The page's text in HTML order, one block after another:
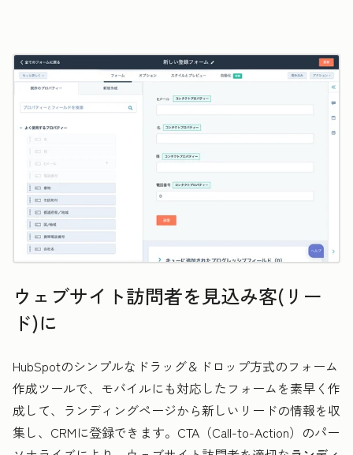
ウェブサイト訪問者を見込み客(リー
ド)に
HubSpotのシンプルなドラッグ＆ドロップ方式のフォーム
作成ツールで、モバイルにも対応したフォームを素早く作
成して、ランディングページから新しいリードの情報を収
集し、CRMに登録できます。CTA（Call-to-Action）のパー